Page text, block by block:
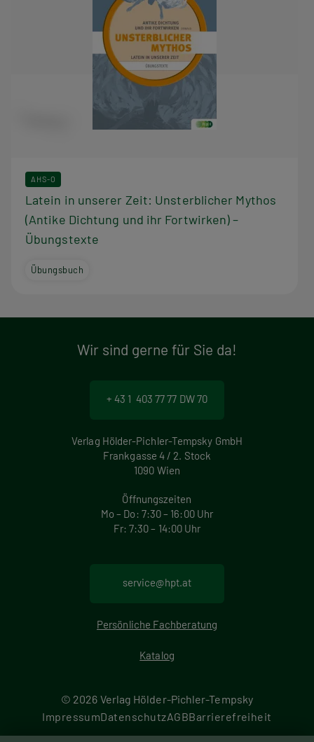
AHS-O
Latein in unserer Zeit: Unsterblicher Mythos
(Antike Dichtung und ihr Fortwirken) –
Übungstexte
Übungsbuch
Wir sind gerne für Sie da!
+ 43 1 403 77 77 DW 70
Verlag Hölder-Pichler-Tempsky GmbH
Frankgasse 4 / 2. Stock
1090 Wien
Öffnungszeiten
Mo – Do: 7:30 – 16:00 Uhr
Fr: 7:30 – 14:00 Uhr
service@hpt.at
Persönliche Fachberatung
Katalog
© 2026 Verlag Hölder-Pichler-Tempsky
F
ImpressumDatenschutzAGBBarrierefreiheit